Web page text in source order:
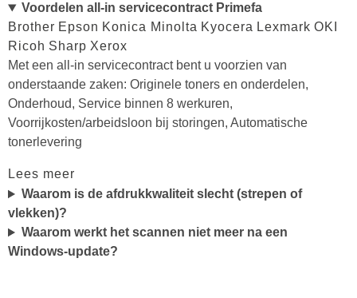
Voordelen all-in servicecontract Primefa
Brother Epson Konica Minolta Kyocera Lexmark OKI
Ricoh Sharp Xerox
Met een all-in servicecontract bent u voorzien van
onderstaande zaken: Originele toners en onderdelen,
Onderhoud, Service binnen 8 werkuren,
Voorrijkosten/arbeidsloon bij storingen, Automatische
tonerlevering
Lees meer
Waarom is de afdrukkwaliteit slecht (strepen of
vlekken)?
Waarom werkt het scannen niet meer na een
Windows-update?